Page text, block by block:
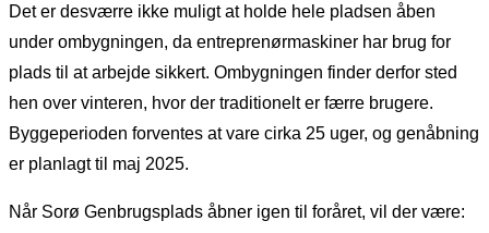
Det er desværre ikke muligt at holde hele pladsen åben
under ombygningen, da entreprenørmaskiner har brug for
plads til at arbejde sikkert. Ombygningen finder derfor sted
hen over vinteren, hvor der traditionelt er færre brugere.
Byggeperioden forventes at vare cirka 25 uger, og genåbning
er planlagt til maj 2025.
Når Sorø Genbrugsplads åbner igen til foråret, vil der være: